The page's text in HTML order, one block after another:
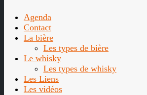
Agenda
Contact
La bière
Les types de bière
Le whisky
Les types de whisky
Les Liens
Les vidéos